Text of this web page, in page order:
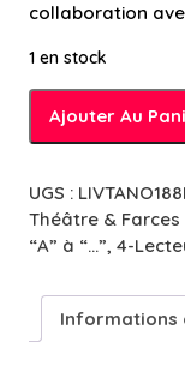
collaboration
1 en stock
quantité
de
Maître
Pierre
Pathelin
12/15
ans
Ajouter Au
UGS :
Théâtre &
“A” à “…”, 4-
Informations